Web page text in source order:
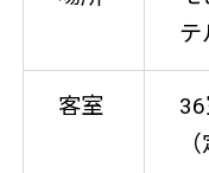
テ
客室